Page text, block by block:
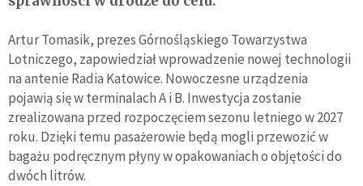
Artur Tomasik, prezes Górnośląskiego Towarzystwa
Lotniczego, zapowiedział wprowadzenie nowej technologii
na antenie Radia Katowice. Nowoczesne urządzenia
pojawią się w terminalach A i B. Inwestycja zostanie
zrealizowana przed rozpoczęciem sezonu letniego w 2027
roku. Dzięki temu pasażerowie będą mogli przewozić w
bagażu podręcznym płyny w opakowaniach o objętości do
dwóch litrów.